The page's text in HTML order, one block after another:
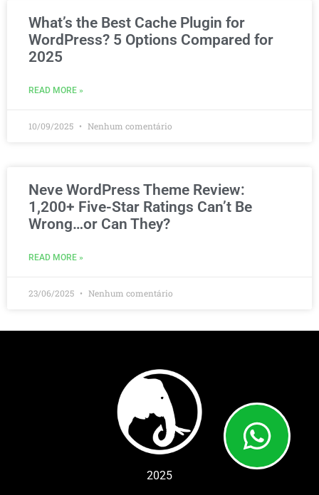
What’s the Best Cache Plugin for
WordPress? 5 Options Compared for
2025
READ MORE »
10/09/2025 Nenhum comentário
Neve WordPress Theme Review:
1,200+ Five-Star Ratings Can’t Be
Wrong…or Can They?
READ MORE »
23/06/2025 Nenhum comentário
2025